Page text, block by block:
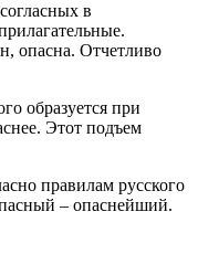
в
опасна. Отчетливо
образуется при
Этот подъем
правилам русского
– опаснейший.